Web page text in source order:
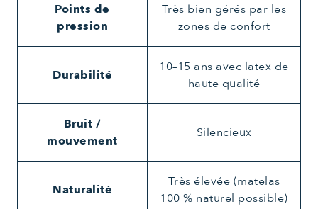
Points de
pression
Très bien gérés par les
zones de confort
Durabilité
10–15 ans avec latex de
haute qualité
Bruit /
mouvement
Silencieux
Naturalité
Très élevée (matelas
100 % naturel possible)